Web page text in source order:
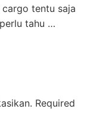
tentu saja
tahu …
Required